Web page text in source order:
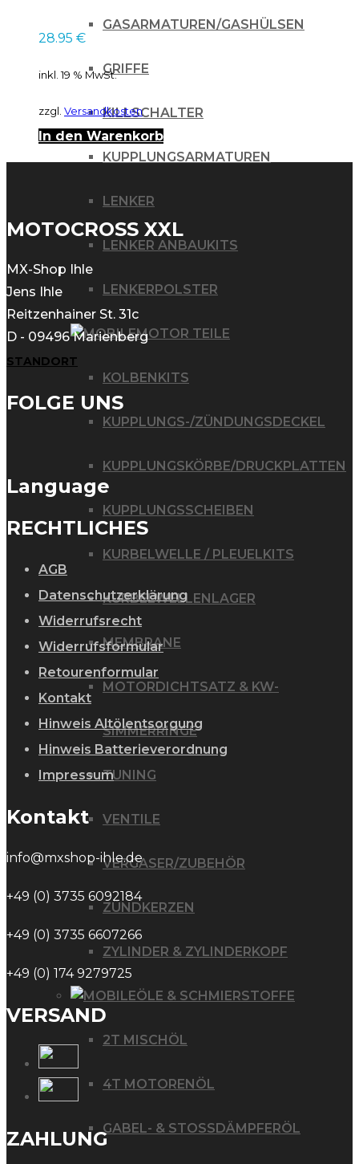
GASARMATUREN/GASHÜLSEN
GRIFFE
KILLSCHALTER
KUPPLUNGSARMATUREN
LENKER
LENKER ANBAUKITS
LENKERPOLSTER
MOTOR TEILE
KOLBENKITS
KUPPLUNGS-/ZÜNDUNGSDECKEL
KUPPLUNGSKÖRBE/DRUCKPLATTEN
KUPPLUNGSSCHEIBEN
KURBELWELLE / PLEUELKITS
KURBELWELLENLAGER
MEMBRANE
MOTORDICHTSATZ & KW-
SIMMERRINGE
TUNING
VENTILE
VERGASER/ZUBEHÖR
ZÜNDKERZEN
ZYLINDER & ZYLINDERKOPF
ÖLE & SCHMIERSTOFFE
2T MISCHÖL
4T MOTORENÖL
GABEL- & STOSSDÄMPFERÖL
FOAM für KTM SX
SXF 125 250 450 19-
28.95 €
inkl. 19 % MwSt.
zzgl. Versandkosten
In den Warenkorb
MOTOCROSS XXL
MX-Shop Ihle
Jens Ihle
Reitzenhainer St. 31c
D - 09496 Marienberg
STANDORT
FOLGE UNS
Language
RECHTLICHES
AGB
Datenschutzerklärung
Widerrufsrecht
Widerrufsformular
Retourenformular
Kontakt
Hinweis Altölentsorgung
Hinweis Batterieverordnung
Impressum
Kontakt
info@mxshop-ihle.de
+49 (0) 3735 6092184
+49 (0) 3735 6607266
+49 (0) 174 9279725
VERSAND
ZAHLUNG